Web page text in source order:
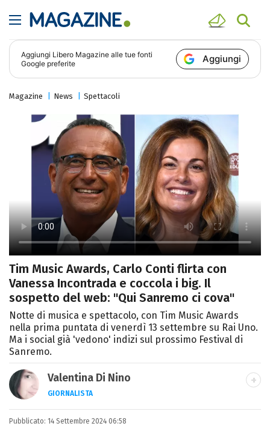
Aggiungi Libero Magazine alle tue fonti
Google preferite
Aggiungi
Magazine News Spettacoli
Tim Music Awards, Carlo Conti flirta con
Vanessa Incontrada e coccola i big. Il
sospetto del web: "Qui Sanremo ci cova"
Notte di musica e spettacolo, con Tim Music Awards
nella prima puntata di venerdì 13 settembre su Rai Uno.
Ma i social già 'vedono' indizi sul prossimo Festival di
Sanremo.
Valentina Di Nino
GIORNALISTA
LINKEDIN
INSTAGRAM FACEBOOK SITO
Romana, laurea in Scienze Politiche,
Pubblicato: 14 Settembre 2024 06:58